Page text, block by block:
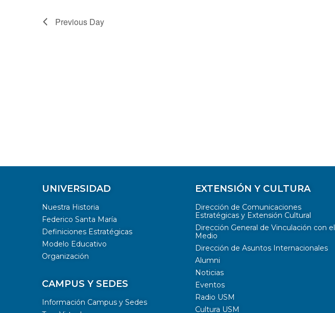
Previous Day
UNIVERSIDAD
Nuestra Historia
Federico Santa María
Definiciones Estratégicas
Modelo Educativo
Organización
CAMPUS Y SEDES
Información Campus y Sedes
EXTENSIÓN Y CULTURA
Dirección de Comunicaciones
Estratégicas y Extensión Cultural
Dirección General de Vinculación con el
Medio
Dirección de Asuntos Internacionales
Alumni
Noticias
Eventos
Radio USM
Cultura USM